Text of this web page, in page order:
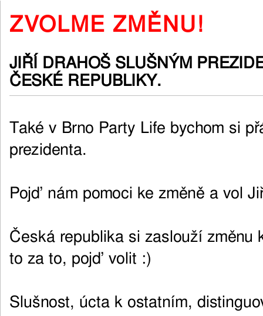
ZVOLME ZMĚNU!
JIŘÍ DRAHOŠ SLUŠNÝM
ČESKÉ REPUBLIKY.
Také v Brno Party Life bychom si
prezidenta.
Pojď nám pomoci ke změně a vol
Česká republika si zaslouží změnu
to za to, pojď volit :)
Slušnost, úcta k ostatním,